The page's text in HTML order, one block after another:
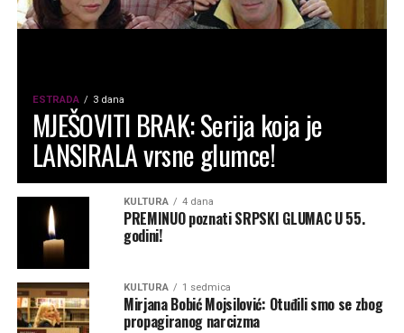
ESTRADA 3 dana
MJEŠOVITI BRAK: Serija koja je
LANSIRALA vrsne glumce!
KULTURA 4 dana
PREMINUO poznati SRPSKI GLUMAC U 55.
godini!
KULTURA 1 sedmica
Mirjana Bobić Mojsilović: Otuđili smo se zbog
propagiranog narcizma